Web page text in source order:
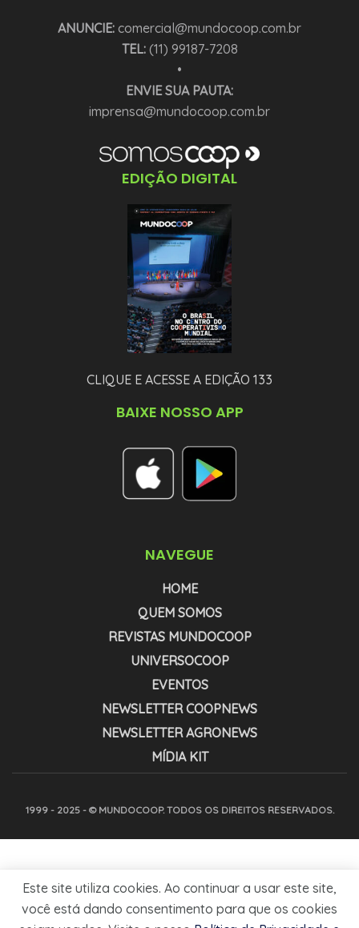
ANUNCIE: comercial@mundocoop.com.br
TEL:(11) 99187-7208
•
ENVIE SUA PAUTA:
imprensa@mundocoop.com.br
EDIÇÃO DIGITAL
CLIQUE E ACESSE A EDIÇÃO 133
BAIXE NOSSO APP
NAVEGUE
HOME
QUEM SOMOS
REVISTAS MUNDOCOOP
UNIVERSOCOOP
EVENTOS
NEWSLETTER COOPNEWS
NEWSLETTER AGRONEWS
MÍDIA KIT
1999 - 2025 - © MUNDOCOOP. TODOS OS DIREITOS RESERVADOS.
Este site utiliza cookies. Ao continuar a usar este site,
você está dando consentimento para que os cookies